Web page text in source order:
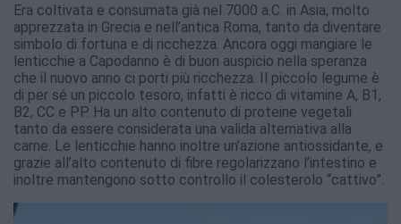
Era coltivata e consumata già nel 7000 a.C. in Asia; molto
apprezzata in Grecia e nell’antica Roma, tanto da diventare
simbolo di fortuna e di ricchezza. Ancora oggi mangiare le
lenticchie a Capodanno è di buon auspicio nella speranza
che il nuovo anno ci porti più ricchezza. Il piccolo legume è
di per sé un piccolo tesoro, infatti è ricco di vitamine A, B1,
B2, CC e PP. Ha un alto contenuto di proteine vegetali
tanto da essere considerata una valida alternativa alla
carne. Le lenticchie hanno inoltre un’azione antiossidante, e
grazie all’alto contenuto di fibre regolarizzano l’intestino e
inoltre mantengono sotto controllo il colesterolo “cattivo”.